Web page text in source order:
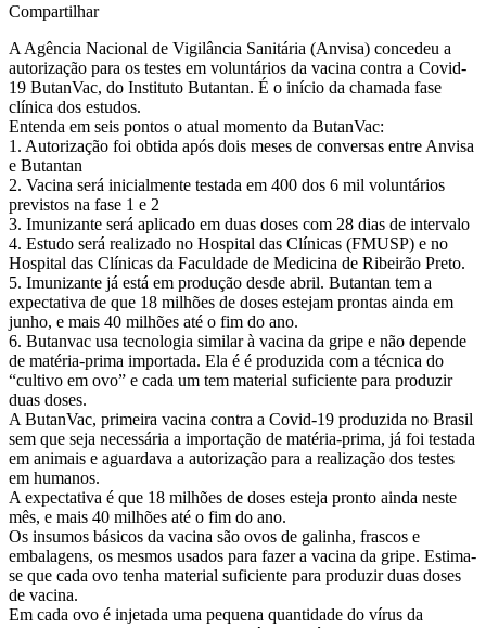
Compartilhar
A Agência Nacional de Vigilância Sanitária (Anvisa) concedeu a
autorização para os testes em voluntários da vacina contra a Covid-
19 ButanVac, do Instituto Butantan. É o início da chamada fase
clínica dos estudos.
Entenda em seis pontos o atual momento da ButanVac:
1. Autorização foi obtida após dois meses de conversas entre Anvisa
e Butantan
2. Vacina será inicialmente testada em 400 dos 6 mil voluntários
previstos na fase 1 e 2
3. Imunizante será aplicado em duas doses com 28 dias de intervalo
4. Estudo será realizado no Hospital das Clínicas (FMUSP) e no
Hospital das Clínicas da Faculdade de Medicina de Ribeirão Preto.
5. Imunizante já está em produção desde abril. Butantan tem a
expectativa de que 18 milhões de doses estejam prontas ainda em
junho, e mais 40 milhões até o fim do ano.
6. Butanvac usa tecnologia similar à vacina da gripe e não depende
de matéria-prima importada. Ela é é produzida com a técnica do
“cultivo em ovo” e cada um tem material suficiente para produzir
duas doses.
A ButanVac, primeira vacina contra a Covid-19 produzida no Brasil
sem que seja necessária a importação de matéria-prima, já foi testada
em animais e aguardava a autorização para a realização dos testes
em humanos.
A expectativa é que 18 milhões de doses esteja pronto ainda neste
mês, e mais 40 milhões até o fim do ano.
Os insumos básicos da vacina são ovos de galinha, frascos e
embalagens, os mesmos usados para fazer a vacina da gripe. Estima-
se que cada ovo tenha material suficiente para produzir duas doses
de vacina.
Em cada ovo é injetada uma pequena quantidade do vírus da